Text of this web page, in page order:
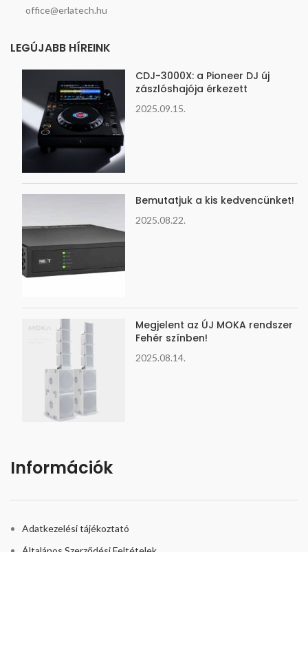
office@erlatech.hu
LEGÚJABB HÍREINK
CDJ-3000X: a Pioneer DJ új
zászlóshajója érkezett
2025.09.15.
Bemutatjuk a kis kedvencünket!
2025.08.22.
Megjelent az ÚJ MOKA rendszer
Fehér színben!
2025.08.14.
Információk
Adatkezelési tájékoztató
Általános Szerződési Feltételek